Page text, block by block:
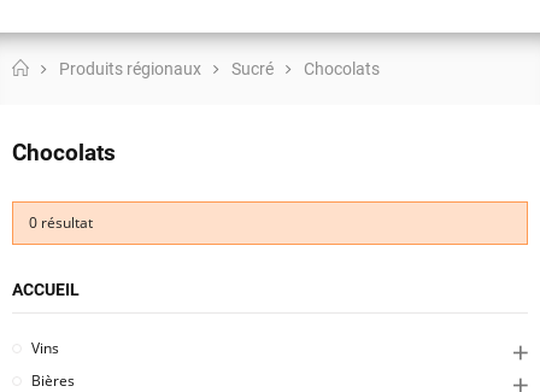
Produits régionaux Sucré Chocolats
Chocolats
0 résultat
ACCUEIL
Vins
Bières